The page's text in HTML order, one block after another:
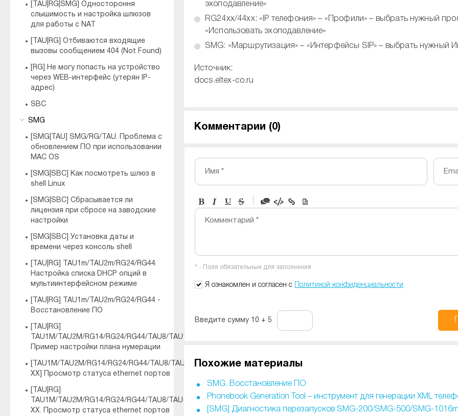
[TAU|RG|SMG] Одностороння
слышимость и настройка шлюзов
для работы с NAT
[TAU|RG] Отбиваются входящие
вызовы сообщением 404 (Not Found)
[RG] Не могу попасть на устройство
через WEB-интерфейс (утерян IP-
адрес)
SBC
SMG
[SMG|TAU] SMG/RG/TAU. Проблема с
обновлением ПО при использовании
MAC OS
[SMG|SBC] Как посмотреть шлюз в
shell Linux
[SMG|SBC] Сбрасывается ли
лицензия при сбросе на заводские
настройки
[SMG|SBC] Установка даты и
времени через консоль shell
[TAU|RG] TAU1m/TAU2m/RG24/RG44.
Настройка списка DHCP опций в
мультиинтерфейсном режиме
[TAU|RG] TAU1m/TAU2m/RG24/RG44 -
Восстановление ПО
[TAU|RG]
TAU1M/TAU2M/RG14/RG24/RG44/TAU8/TAU16/TAU24/TAU32m/TAU36/TAU72.
Пример настройки плана нумерации
[TAU1M/TAU2M/RG14/RG24/RG44/TAU8/TAU-
XX] Просмотр статуса ethernet портов
[TAU|RG]
TAU1M/TAU2M/RG14/RG24/RG44/TAU8/TAU-
XX. Просмотр статуса ethernet портов
эхоподавление»
RG24xx/44xx: «IP телефония» – «Профили» – выбрать нужный
«Использовать эхоподавление»
SMG: «Маршрутизация» – «Интерфейсы SIP» – выбрать нужный
Источник:
docs.eltex-co.ru
Комментарии (0)
Имя *
-
-
-
-
-
Комментарий *
* - Поля обязательные для заполнения
Я ознакомлен и согласен с Политикой конфиденциальности
Введите сумму 10 + 5
Похожие материалы
SMG. Восстановление ПО
Phonebook Generation Tool – инструмент для генерации XML
[SMG] Диагностика перезапусков SMG-200/SMG-500/SMG-